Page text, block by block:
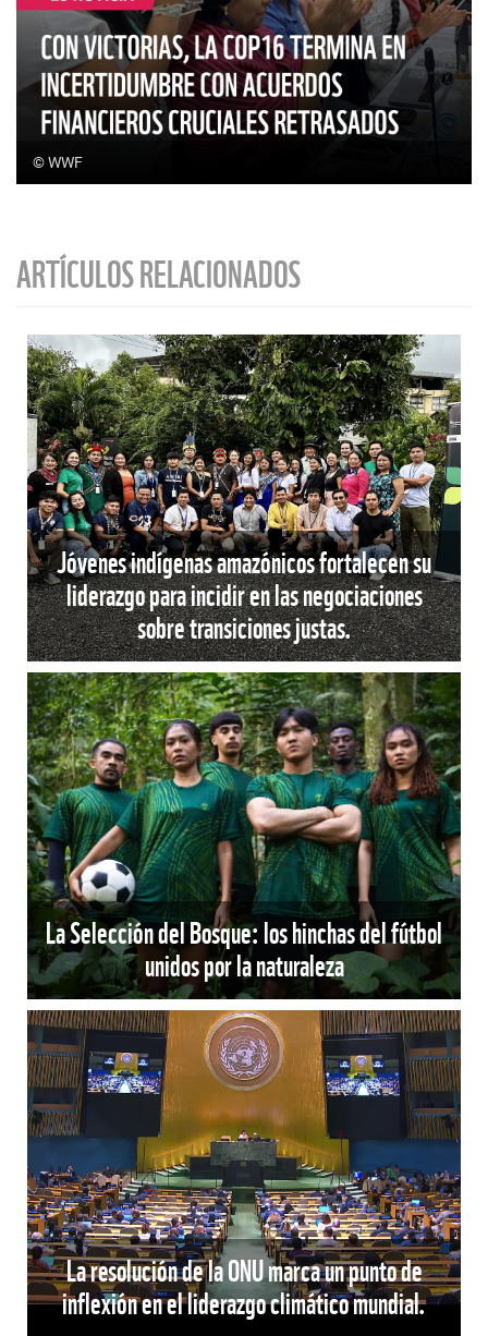
© WWF
ARTÍCULOS RELACIONADOS
Jóvenes indígenas amazónicos fortalecen su
liderazgo para incidir en las negociaciones
sobre transiciones justas.
La Selección del Bosque: los hinchas del fútbol
unidos por la naturaleza
La resolución de la ONU marca un punto de
inflexión en el liderazgo climático mundial.